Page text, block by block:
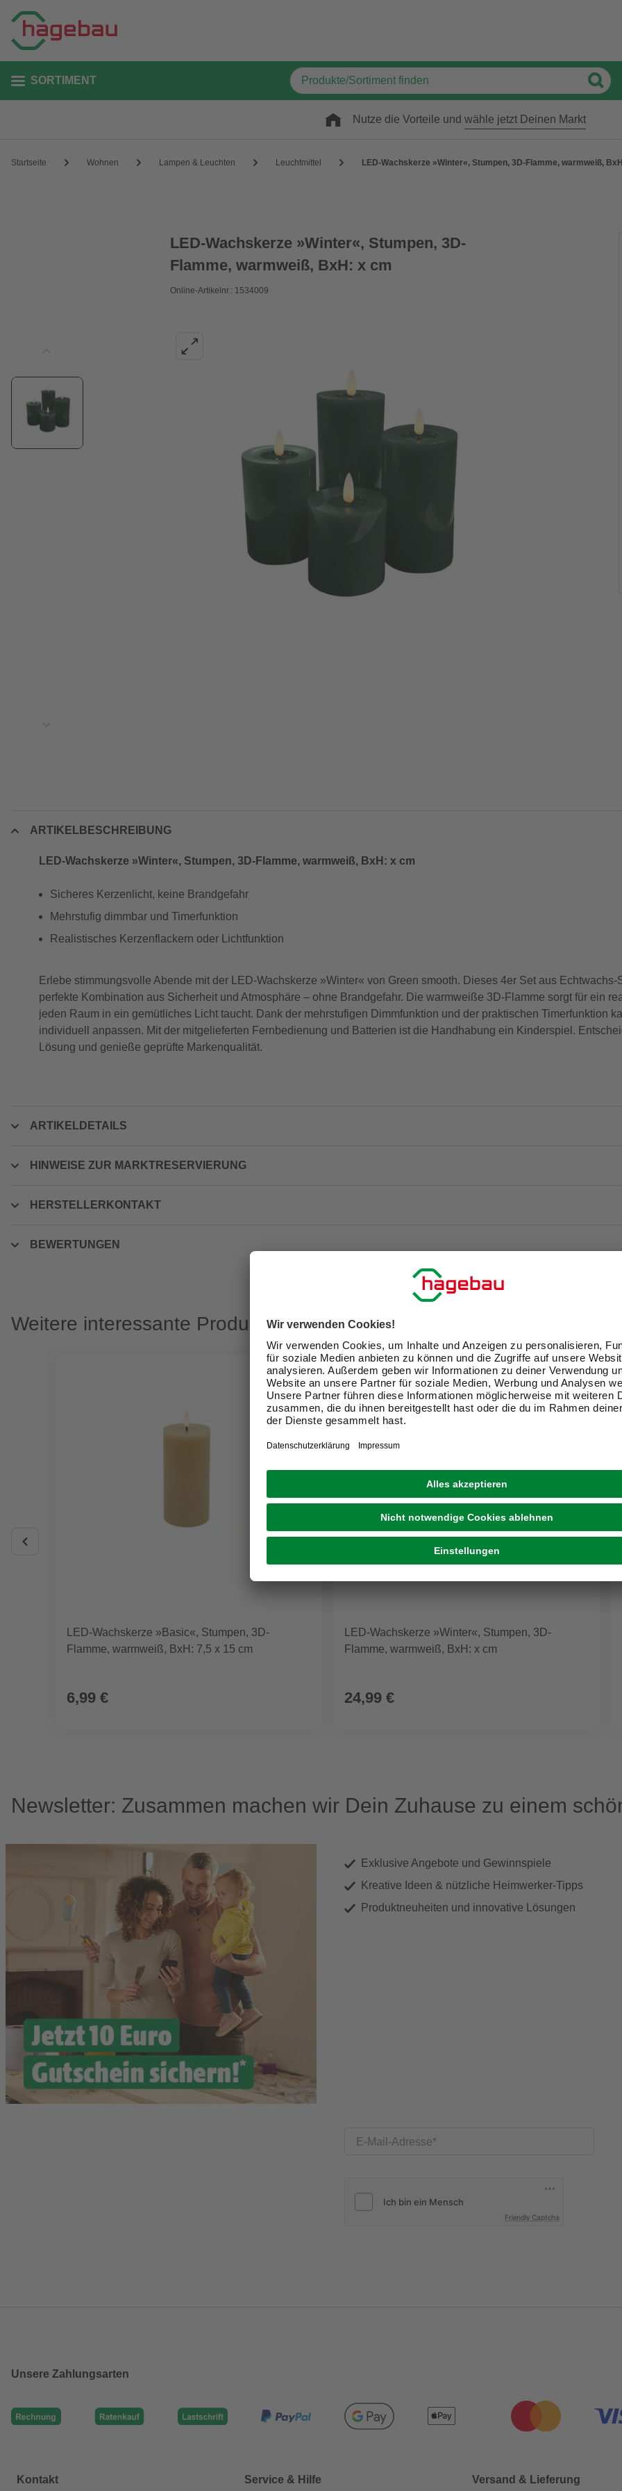
SORTIMENT
Nutze die Vorteile und wähle jetzt Deinen Markt
Startseite Wohnen Lampen & Leuchten Leuchtmittel LED-Wachskerze »Winter«, Stumpen, 3D-Flamme, warmweiß,
LED-Wachskerze »Winter«, Stumpen, 3D-
Flamme, warmweiß, BxH: x cm
Online-Artikelnr.: 1534009
ARTIKELBESCHREIBUNG
LED-Wachskerze »Winter«, Stumpen, 3D-Flamme, warmweiß, BxH: x cm
Sicheres Kerzenlicht, keine Brandgefahr
Mehrstufig dimmbar und Timerfunktion
Realistisches Kerzenflackern oder Lichtfunktion
Erlebe stimmungsvolle Abende mit der LED-Wachskerze »Winter« von Green smooth. Dieses 4er Set aus
perfekte Kombination aus Sicherheit und Atmosphäre – ohne Brandgefahr. Die warmweiße 3D-Flamme sorgt für ein
jeden Raum in ein gemütliches Licht taucht. Dank der mehrstufigen Dimmfunktion und der praktischen Timerfunktion
individuell anpassen. Mit der mitgelieferten Fernbedienung und Batterien ist die Handhabung ein Kinderspiel.
Lösung und genieße geprüfte Markenqualität.
ARTIKELDETAILS
HINWEISE ZUR MARKTRESERVIERUNG
HERSTELLERKONTAKT
BEWERTUNGEN
Weitere interessante Produkte
LED-Wachskerze »Basic«, Stumpen, 3D-
Flamme, warmweiß, BxH: 7,5 x 15 cm
6,99 €
LED-Wachskerze »Winter«, Stumpen, 3D-
Flamme, warmweiß, BxH: x cm
24,99 €
Newsletter: Zusammen machen wir Dein Zuhause zu einem
Exklusive Angebote und Gewinnspiele
Kreative Ideen & nützliche Heimwerker-Tipps
Produktneuheiten und innovative Lösungen
E-Mail-Adresse
Friendly Captcha
Unsere Zahlungsarten
Kontakt Service & Hilfe Versand & Lieferung